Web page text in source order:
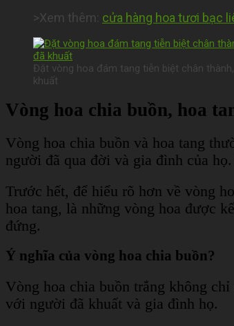
>Xem thêm: cửa hàng hoa tươi bạc
Đặt vòng hoa đám tang tiễn biệt chân
khuất
Vòng hoa chia buồn, hoa
Vòng hoa chia buồn và hoa tang
người đã qua đời và gia đình của
Trước hết, để hiểu rõ hơn về vòng
hoa tang, là những vòng hoa được
đứng.
Ý nghĩa của vòng hoa chia buồn?
Vòng hoa chia buồn trắng không
với người đã khuất và gia đình họ.